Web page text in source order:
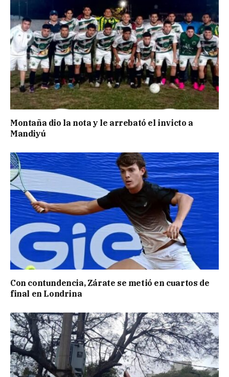
Montaña dio la nota y le arrebató el invicto a
Mandiyú
Con contundencia, Zárate se metió en cuartos de
final en Londrina